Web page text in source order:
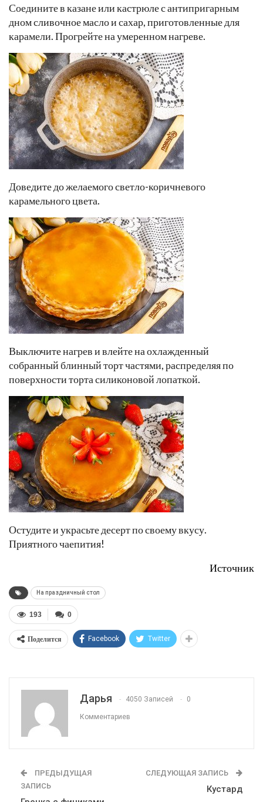
Соедините в казане или кастрюле с антипригарным
дном сливочное масло и сахар, приготовленные для
карамели. Прогрейте на умеренном нагреве.
Доведите до желаемого светло-коричневого
карамельного цвета.
Выключите нагрев и влейте на охлажденный
собранный блинный торт частями, распределяя по
поверхности торта силиконовой лопаткой.
Остудите и украсьте десерт по своему вкусу.
Приятного чаепития!
Источник
На праздничный стол
0
193
Поделится Facebook Twitter
Дарья 4050 Записей 0
Комментариев
ПРЕДЫДУЩАЯ
ЗАПИСЬ
СЛЕДУЮЩАЯ ЗАПИСЬ
Кустард